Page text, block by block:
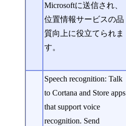
Microsoftに送信され、
位置情報サービスの品
質向上に役立てられま
す。
Speech recognition: Talk
to Cortana and Store apps
that support voice
recognition. Send